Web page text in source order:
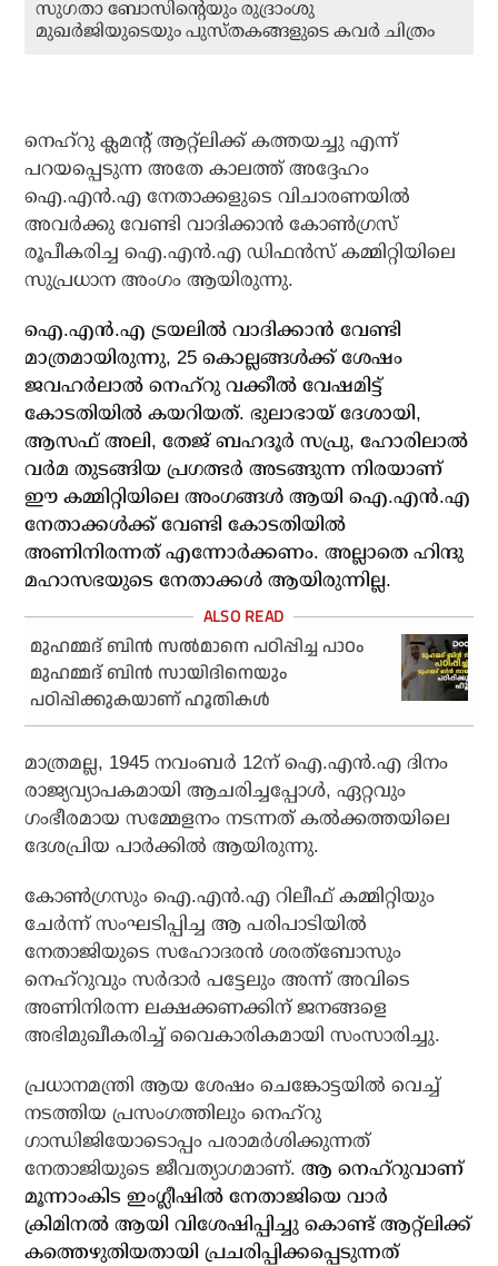
സുഗതാ ബോസിന്റെയും രുദ്രാംശു
മുഖര്‍ജിയുടെയും പുസ്തകങ്ങളുടെ കവര്‍ ചിത്രം
നെഹ്റു ക്ലമന്റ് ആറ്റ്‌ലിക്ക് കത്തയച്ചു എന്ന്
പറയപ്പെടുന്ന അതേ കാലത്ത് അദ്ദേഹം
ഐ.എന്‍.എ നേതാക്കളുടെ വിചാരണയില്‍
അവര്‍ക്കു വേണ്ടി വാദിക്കാന്‍ കോണ്‍ഗ്രസ്
രൂപീകരിച്ച ഐ.എന്‍.എ ഡിഫന്‍സ് കമ്മിറ്റിയിലെ
സുപ്രധാന അംഗം ആയിരുന്നു.
ഐ.എന്‍.എ ട്രയലില്‍ വാദിക്കാന്‍ വേണ്ടി
മാത്രമായിരുന്നു, 25 കൊല്ലങ്ങള്‍ക്ക് ശേഷം
ജവഹര്‍ലാല്‍ നെഹ്‌റു വക്കീല്‍ വേഷമിട്ട്
കോടതിയില്‍ കയറിയത്. ഭുലാഭായ് ദേശായി,
ആസഫ് അലി, തേജ് ബഹദൂര്‍ സപ്രു, ഹോരിലാല്‍
വര്‍മ തുടങ്ങിയ പ്രഗത്ഭര്‍ അടങ്ങുന്ന നിരയാണ്
ഈ കമ്മിറ്റിയിലെ അംഗങ്ങള്‍ ആയി ഐ.എന്‍.എ
നേതാക്കള്‍ക്ക് വേണ്ടി കോടതിയില്‍
അണിനിരന്നത് എന്നോര്‍ക്കണം. അല്ലാതെ ഹിന്ദു
മഹാസഭയുടെ നേതാക്കള്‍ ആയിരുന്നില്ല.
മുഹമ്മദ് ബിന്‍ സല്‍മാനെ പഠിപ്പിച്ച പാഠം
മുഹമ്മദ് ബിന്‍ സായിദിനെയും
പഠിപ്പിക്കുകയാണ് ഹൂതികള്‍
മാത്രമല്ല, 1945 നവംബര്‍ 12ന് ഐ.എന്‍.എ ദിനം
രാജ്യവ്യാപകമായി ആചരിച്ചപ്പോള്‍, ഏറ്റവും
ഗംഭീരമായ സമ്മേളനം നടന്നത് കല്‍ക്കത്തയിലെ
ദേശപ്രിയ പാര്‍ക്കില്‍ ആയിരുന്നു.
കോണ്‍ഗ്രസും ഐ.എന്‍.എ റിലീഫ് കമ്മിറ്റിയും
ചേര്‍ന്ന് സംഘടിപ്പിച്ച ആ പരിപാടിയില്‍
നേതാജിയുടെ സഹോദരന്‍ ശരത്‌ബോസും
നെഹ്‌റുവും സര്‍ദാര്‍ പട്ടേലും അന്ന് അവിടെ
അണിനിരന്ന ലക്ഷക്കണക്കിന് ജനങ്ങളെ
അഭിമുഖീകരിച്ച് വൈകാരികമായി സംസാരിച്ചു.
പ്രധാനമന്ത്രി ആയ ശേഷം ചെങ്കോട്ടയില്‍ വെച്ച്
നടത്തിയ പ്രസംഗത്തിലും നെഹ്റു
ഗാന്ധിജിയോടൊപ്പം പരാമര്‍ശിക്കുന്നത്
നേതാജിയുടെ ജീവത്യാഗമാണ്.ആ നെഹ്‌റുവാണ്
മൂന്നാംകിട ഇംഗ്ലീഷില്‍ നേതാജിയെ വാര്‍
ക്രിമിനല്‍ ആയി വിശേഷിപ്പിച്ചു കൊണ്ട് ആറ്റ്‌ലിക്ക്
കത്തെഴുതിയതായി പ്രചരിപ്പിക്കപ്പെടുന്നത്